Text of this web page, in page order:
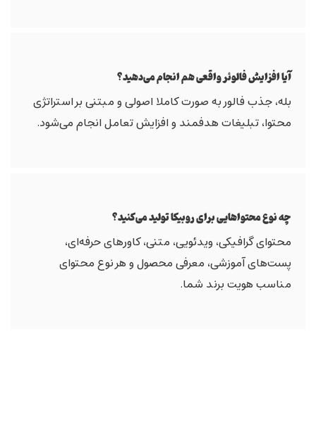
آیا افزایش فالوئر واقعی هم انجام می‌دهید؟
بله، جذب فالور به صورت کاملا اصولی و مبتنی بر استراتژی
محتوا، تبلیغات هدفمند و افزایش تعامل انجام می‌شود.
چه نوع محتواهایی برای روبیکا تولید می‌کنید؟
محتوای گرافیکی، ویدئویی، متنی، کاورهای حرفه‌ای،
پست‌های آموزشی، معرفی محصول و هر نوع محتوای
مناسب هویت برند شما.